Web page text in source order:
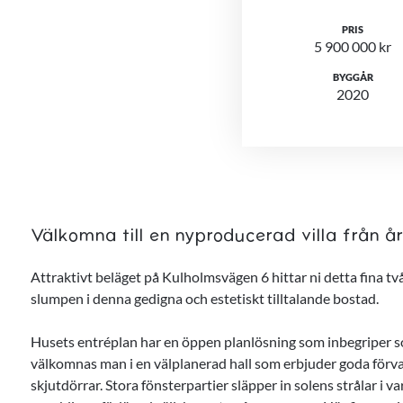
PRIS
5 900 000 kr
BYGGÅR
2020
Välkomna till en nyproducerad villa från
Attraktivt beläget på Kulholmsvägen 6 hittar ni detta fina
slumpen i denna gedigna och estetiskt tilltalande bostad.
Husets entréplan har en öppen planlösning som inbegriper
välkomnas man i en välplanerad hall som erbjuder goda
skjutdörrar. Stora fönsterpartier släpper in solens strålar i